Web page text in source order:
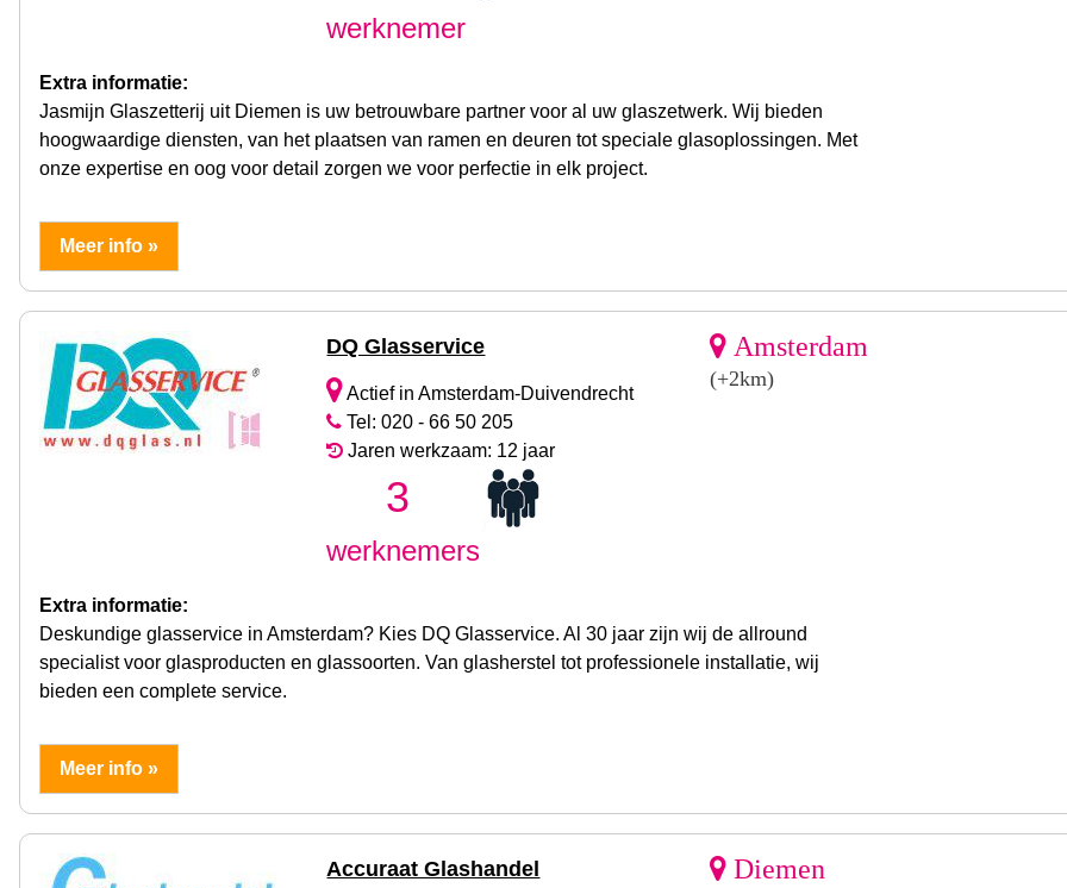
werknemer
Extra informatie:
Jasmijn Glaszetterij uit Diemen is uw betrouwbare partner voor al uw glaszetwerk. Wij bieden
hoogwaardige diensten, van het plaatsen van ramen en deuren tot speciale glasoplossingen. Met
onze expertise en oog voor detail zorgen we voor perfectie in elk project.
Meer info »
DQ Glasservice
Actief in Amsterdam-Duivendrecht
Tel: 020 - 66 50 205
Jaren werkzaam: 12 jaar
3
werknemers
Amsterdam
(+2km)
Extra informatie:
Deskundige glasservice in Amsterdam? Kies DQ Glasservice. Al 30 jaar zijn wij de allround
specialist voor glasproducten en glassoorten. Van glasherstel tot professionele installatie, wij
bieden een complete service.
Meer info »
Accuraat Glashandel Diemen